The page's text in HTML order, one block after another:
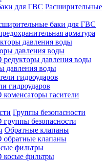
Расширительные
баки для ГВС
арматура
давления воды
давления воды
давления воды
гидроударов
гасители
Группы безопасности
безопасности
Обратные клапаны
клапаны
фильтры
фильтры